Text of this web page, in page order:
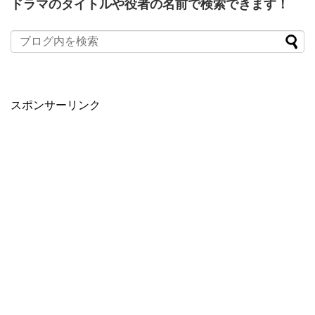
ドラマのタイトルや役者の名前で検索できます！
スポンサーリンク